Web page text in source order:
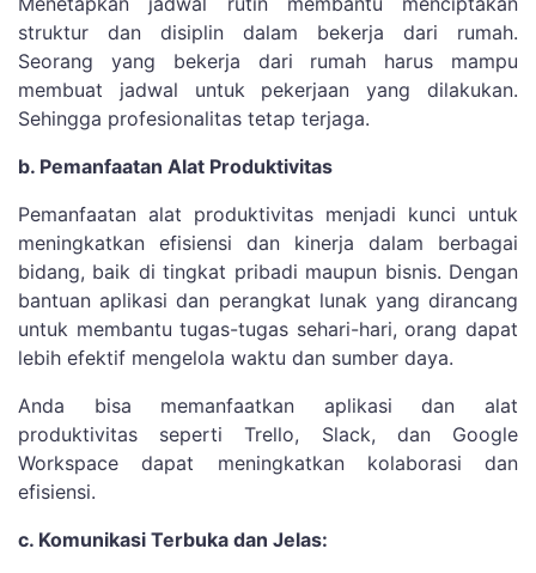
struktur dan disiplin dalam bekerja dari rumah.
Seorang yang bekerja dari rumah harus mampu
membuat jadwal untuk pekerjaan yang dilakukan.
Sehingga profesionalitas tetap terjaga.
b. Pemanfaatan Alat Produktivitas
Pemanfaatan alat produktivitas menjadi kunci untuk
meningkatkan efisiensi dan kinerja dalam berbagai
bidang, baik di tingkat pribadi maupun bisnis. Dengan
bantuan aplikasi dan perangkat lunak yang dirancang
untuk membantu tugas-tugas sehari-hari, orang dapat
lebih efektif mengelola waktu dan sumber daya.
Anda bisa memanfaatkan aplikasi dan alat
produktivitas seperti Trello, Slack, dan Google
Workspace dapat meningkatkan kolaborasi dan
efisiensi.
c. Komunikasi Terbuka dan Jelas: